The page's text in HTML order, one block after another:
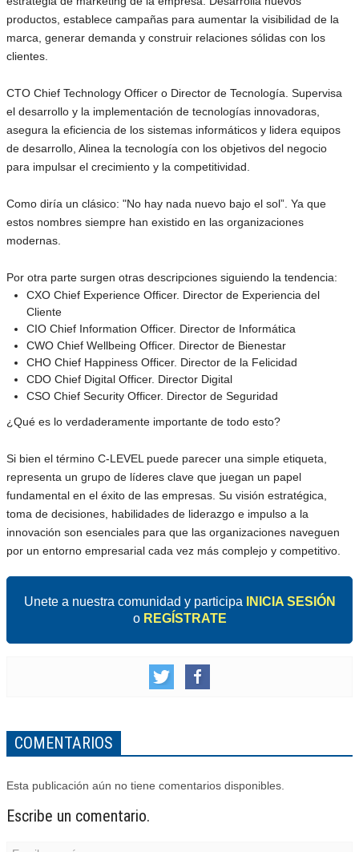
productos, establece campañas para aumentar la visibilidad de la
marca, generar demanda y construir relaciones sólidas con los
clientes.
CTO Chief Technology Officer o Director de Tecnología. Supervisa
el desarrollo y la implementación de tecnologías innovadoras,
asegura la eficiencia de los sistemas informáticos y lidera equipos
de desarrollo, Alinea la tecnología con los objetivos del negocio
para impulsar el crecimiento y la competitividad.
Como diría un clásico: "No hay nada nuevo bajo el sol”. Ya que
estos nombres siempre han existido en las organizaciones
modernas.
Por otra parte surgen otras descripciones siguiendo la tendencia:
CXO Chief Experience Officer. Director de Experiencia del
Cliente
CIO Chief Information Officer. Director de Informática
CWO Chief Wellbeing Officer. Director de Bienestar
CHO Chief Happiness Officer. Director de la Felicidad
CDO Chief Digital Officer. Director Digital
CSO Chief Security Officer. Director de Seguridad
¿Qué es lo verdaderamente importante de todo esto?
Si bien el término C-LEVEL puede parecer una simple etiqueta,
representa un grupo de líderes clave que juegan un papel
fundamental en el éxito de las empresas. Su visión estratégica,
toma de decisiones, habilidades de liderazgo e impulso a la
innovación son esenciales para que las organizaciones naveguen
por un entorno empresarial cada vez más complejo y competitivo.
Unete a nuestra comunidad y participa
INICIA SESIÓN
o REGÍSTRATE
COMENTARIOS
Esta publicación aún no tiene comentarios disponibles.
Escribe un comentario.